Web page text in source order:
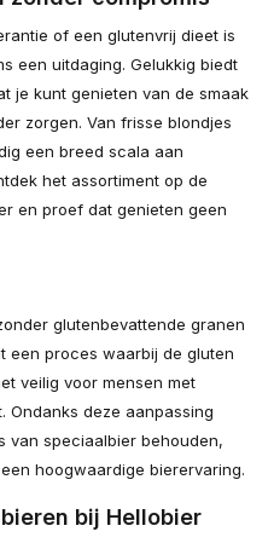
of een glutenvrij dieet is
een uitdaging. Gelukkig biedt
je kunt genieten van de smaak
zorgen. Van frisse blondjes
een breed scala aan
het assortiment op de
en proef dat genieten geen
glutenbevattende granen
een proces waarbij de gluten
veilig voor mensen met
Ondanks deze aanpassing
van speciaalbier behouden,
hoogwaardige bierervaring.
bij Hellobier